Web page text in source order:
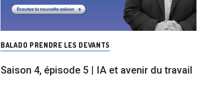
BALADO PRENDRE LES DEVANTS
Saison 4, épisode 5 | IA et avenir du travail